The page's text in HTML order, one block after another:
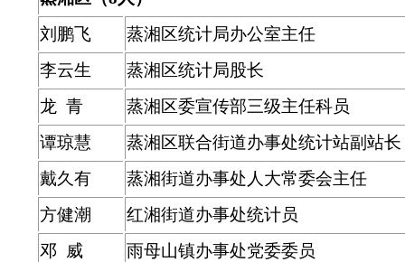
刘鹏飞
蒸湘区统计局办公室主任
李云生
蒸湘区统计局股长
龙 青
蒸湘区委宣传部三级主任科员
谭琼慧
蒸湘区联合街道办事处统计站副站长
戴久有
蒸湘街道办事处人大常委会主任
方健潮
红湘街道办事处统计员
邓 威
雨母山镇办事处党委委员